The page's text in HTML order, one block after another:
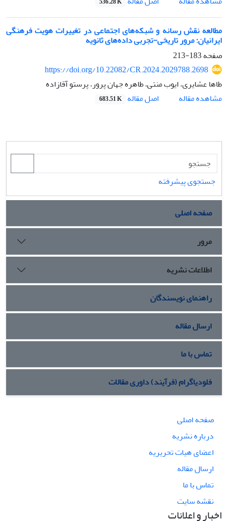
مطالعه نقش رسانه و شبکه‌های اجتماعی در تغییرات هویت فرهنگی
ایرانیان: مرور تاریخی-تجربی داده‌های ثانویه
صفحه183-213
https://doi.org/10.22082/CR.2024.2029788.2698
طاها عشایری، ایوب منتی، طاهره جهان پرور، پرستو آقازاده
مشاهده مقاله
اصل مقاله 683.51 K
جستجوی پیشرفته
صفحه اصلی
مرور
اطلاعات نشریه
راهنمای نویسندگان
ارسال مقاله
تماس با ما
فلودیاگرام (فرآیند) داوری مقالات
صفحه اصلی
درباره نشریه
اعضای هیات تحریریه
ارسال مقاله
تماس با ما
نقشه سایت
اخبار و اعلانات